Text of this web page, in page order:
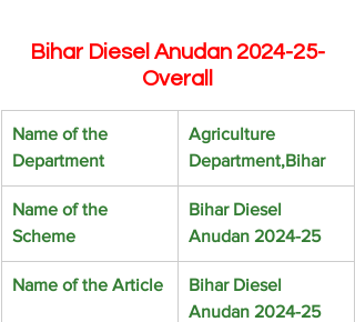
Bihar Diesel Anudan 2024-25-
Overall
Name of the
Department
Agriculture
Department,Bihar
Name of the
Scheme
Bihar Diesel
Anudan 2024-25
Name of the Article
Bihar Diesel
Anudan 2024-25